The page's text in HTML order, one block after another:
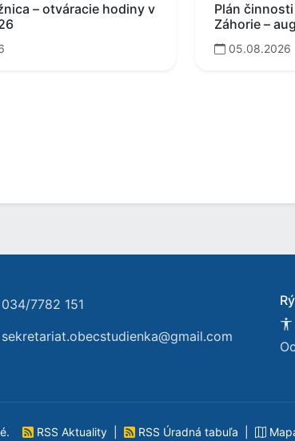
– otváracie hodiny v
Plán
Záhorie –
05.08.2026
034/7782 151
sekretariat.obecstudienka@gmail.com
RSS Aktuality RSS Úradná tabuľa